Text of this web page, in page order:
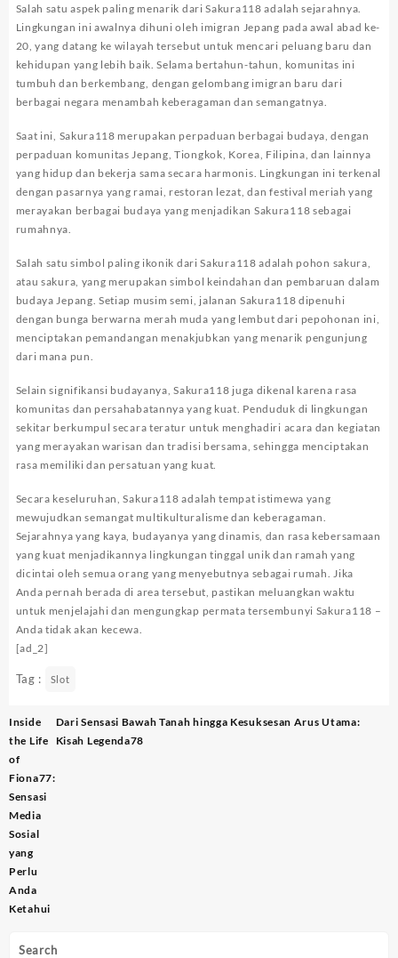
Search
Salah satu aspek paling menarik dari Sakura118 adalah sejarahnya.
Lingkungan ini awalnya dihuni oleh imigran Jepang pada awal abad ke-
20, yang datang ke wilayah tersebut untuk mencari peluang baru dan
kehidupan yang lebih baik. Selama bertahun-tahun, komunitas ini
tumbuh dan berkembang, dengan gelombang imigran baru dari
berbagai negara menambah keberagaman dan semangatnya.
Saat ini, Sakura118 merupakan perpaduan berbagai budaya, dengan
perpaduan komunitas Jepang, Tiongkok, Korea, Filipina, dan lainnya
yang hidup dan bekerja sama secara harmonis. Lingkungan ini terkenal
dengan pasarnya yang ramai, restoran lezat, dan festival meriah yang
merayakan berbagai budaya yang menjadikan Sakura118 sebagai
rumahnya.
Salah satu simbol paling ikonik dari Sakura118 adalah pohon sakura,
atau sakura, yang merupakan simbol keindahan dan pembaruan dalam
budaya Jepang. Setiap musim semi, jalanan Sakura118 dipenuhi
dengan bunga berwarna merah muda yang lembut dari pepohonan ini,
menciptakan pemandangan menakjubkan yang menarik pengunjung
dari mana pun.
Selain signifikansi budayanya, Sakura118 juga dikenal karena rasa
komunitas dan persahabatannya yang kuat. Penduduk di lingkungan
sekitar berkumpul secara teratur untuk menghadiri acara dan kegiatan
yang merayakan warisan dan tradisi bersama, sehingga menciptakan
rasa memiliki dan persatuan yang kuat.
Secara keseluruhan, Sakura118 adalah tempat istimewa yang
mewujudkan semangat multikulturalisme dan keberagaman.
Sejarahnya yang kaya, budayanya yang dinamis, dan rasa kebersamaan
yang kuat menjadikannya lingkungan tinggal unik dan ramah yang
dicintai oleh semua orang yang menyebutnya sebagai rumah. Jika
Anda pernah berada di area tersebut, pastikan meluangkan waktu
untuk menjelajahi dan mengungkap permata tersembunyi Sakura118 –
Anda tidak akan kecewa.
[ad_2]
Tag : Slot
Post
navigation
Inside
the Life
of
Fiona77:
Sensasi
Media
Sosial
yang
Perlu
Anda
Ketahui
Dari Sensasi Bawah Tanah hingga Kesuksesan Arus Utama:
Kisah Legenda78